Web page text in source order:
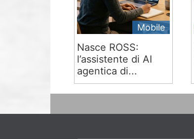
Mobile
Nasce ROSS:
l’assistente di AI
agentica di...